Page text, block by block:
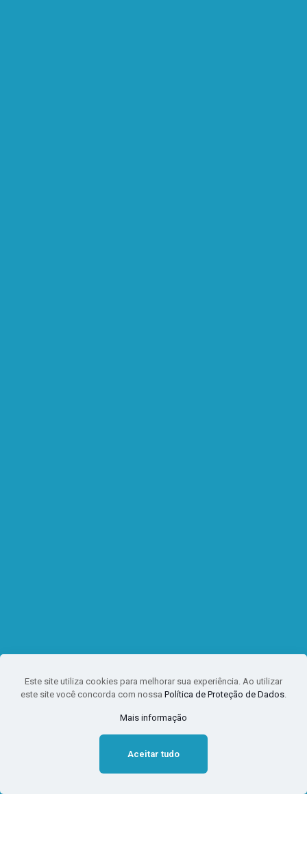
Este site utiliza cookies para melhorar sua experiência. Ao utilizar
este site você concorda com nossa Política de Proteção de Dados.
Mais informação
Aceitar tudo